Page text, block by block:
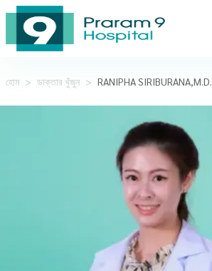
হোম > ডাক্তার খুঁজুন > RANIPHA SIRIBURANA,M.D.